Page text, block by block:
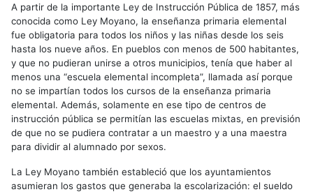
A partir de la importante Ley de Instrucción Pública de 1857, más
conocida como Ley Moyano, la enseñanza primaria elemental
fue obligatoria para todos los niños y las niñas desde los seis
hasta los nueve años. En pueblos con menos de 500 habitantes,
y que no pudieran unirse a otros municipios, tenía que haber al
menos una “escuela elemental incompleta”, llamada así porque
no se impartían todos los cursos de la enseñanza primaria
elemental. Además, solamente en ese tipo de centros de
instrucción pública se permitían las escuelas mixtas, en previsión
de que no se pudiera contratar a un maestro y a una maestra
para dividir al alumnado por sexos.
La Ley Moyano también estableció que los ayuntamientos
asumieran los gastos que generaba la escolarización: el sueldo